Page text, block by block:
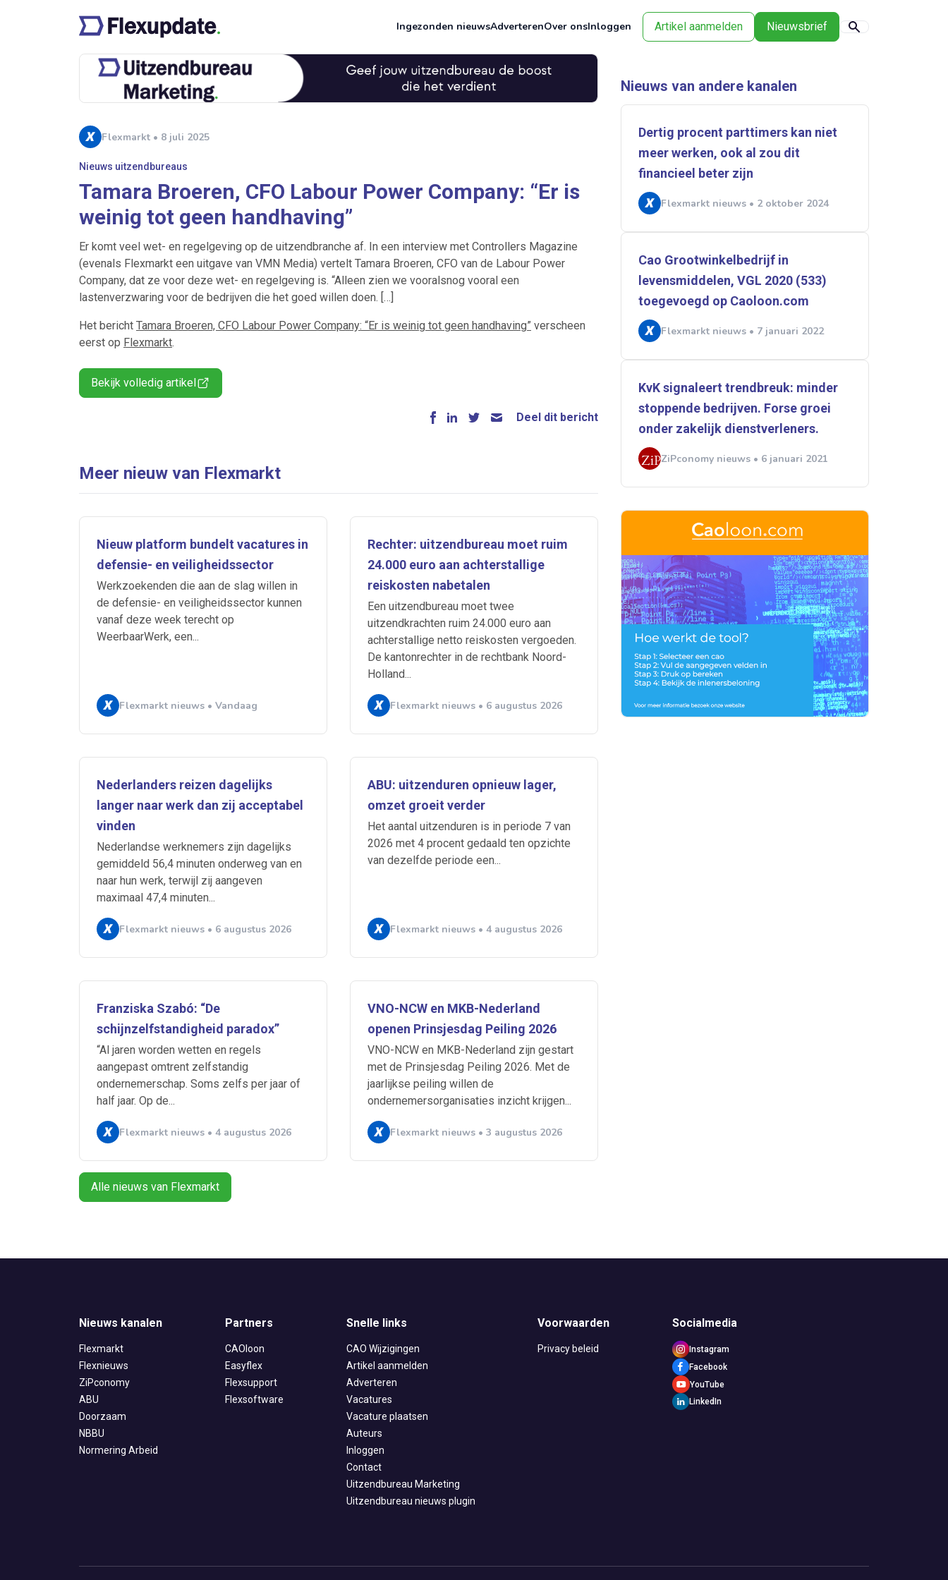
Ingezonden nieuwsAdverterenOver onsInloggen Artikel aanmelden Nieuwsbrief
Flexmarkt • 8 juli 2025
Nieuws uitzendbureaus
Tamara Broeren, CFO Labour Power Company: “Er is
weinig tot geen handhaving”
Er komt veel wet- en regelgeving op de uitzendbranche af. In een interview met Controllers Magazine
(evenals Flexmarkt een uitgave van VMN Media) vertelt Tamara Broeren, CFO van de Labour Power
Company, dat ze voor deze wet- en regelgeving is. “Alleen zien we vooralsnog vooral een
lastenverzwaring voor de bedrijven die het goed willen doen. […]
Het bericht Tamara Broeren, CFO Labour Power Company: “Er is weinig tot geen handhaving” verscheen
eerst op Flexmarkt.
Bekijk volledig artikel
Deel dit bericht
Meer nieuw van Flexmarkt
Nieuw platform bundelt vacatures in
defensie- en veiligheidssector
Werkzoekenden die aan de slag willen in
de defensie- en veiligheidssector kunnen
vanaf deze week terecht op
WeerbaarWerk, een...
Flexmarkt nieuws • Vandaag
Rechter: uitzendbureau moet ruim
24.000 euro aan achterstallige
reiskosten nabetalen
Een uitzendbureau moet twee
uitzendkrachten ruim 24.000 euro aan
achterstallige netto reiskosten vergoeden.
De kantonrechter in de rechtbank Noord-
Holland...
Flexmarkt nieuws • 6 augustus 2026
Nederlanders reizen dagelijks
langer naar werk dan zij acceptabel
vinden
Nederlandse werknemers zijn dagelijks
gemiddeld 56,4 minuten onderweg van en
naar hun werk, terwijl zij aangeven
maximaal 47,4 minuten...
Flexmarkt nieuws • 6 augustus 2026
ABU: uitzenduren opnieuw lager,
omzet groeit verder
Het aantal uitzenduren is in periode 7 van
2026 met 4 procent gedaald ten opzichte
van dezelfde periode een...
Flexmarkt nieuws • 4 augustus 2026
Franziska Szabó: “De
schijnzelfstandigheid paradox”
“Al jaren worden wetten en regels
aangepast omtrent zelfstandig
ondernemerschap. Soms zelfs per jaar of
half jaar. Op de...
Flexmarkt nieuws • 4 augustus 2026
VNO-NCW en MKB-Nederland
openen Prinsjesdag Peiling 2026
VNO-NCW en MKB-Nederland zijn gestart
met de Prinsjesdag Peiling 2026. Met de
jaarlijkse peiling willen de
ondernemersorganisaties inzicht krijgen...
Flexmarkt nieuws • 3 augustus 2026
Alle nieuws van Flexmarkt
Nieuws van andere kanalen
Dertig procent parttimers kan niet
meer werken, ook al zou dit
financieel beter zijn
Flexmarkt nieuws • 2 oktober 2024
Cao Grootwinkelbedrijf in
levensmiddelen, VGL 2020 (533)
toegevoegd op Caoloon.com
Flexmarkt nieuws • 7 januari 2022
KvK signaleert trendbreuk: minder
stoppende bedrijven. Forse groei
onder zakelijk dienstverleners.
ZiPconomy nieuws • 6 januari 2021
Ontvang vacatures direct in je mailbox
Alerts ontvangen
Nieuws kanalen
Flexmarkt
Flexnieuws
ZiPconomy
ABU
Doorzaam
NBBU
Normering Arbeid
Partners
CAOloon
Easyflex
Flexsupport
Flexsoftware
Snelle links
CAO Wijzigingen
Artikel aanmelden
Adverteren
Vacatures
Vacature plaatsen
Auteurs
Inloggen
Contact
Uitzendbureau Marketing
Uitzendbureau nieuws plugin
Voorwaarden
Privacy beleid
Socialmedia
Instagram
Facebook
YouTube
LinkedIn